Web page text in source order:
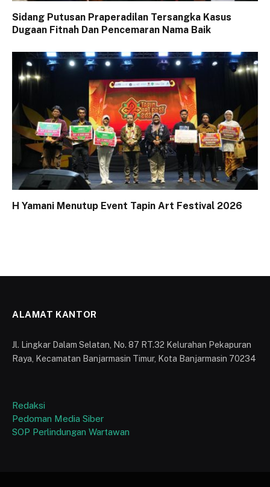
Sidang Putusan Praperadilan Tersangka Kasus
Dugaan Fitnah Dan Pencemaran Nama Baik
H Yamani Menutup Event Tapin Art Festival 2026
ALAMAT KANTOR
Jl. Lingkar Dalam Selatan, No. 87 RT.32 Kelurahan Pekapuran
Raya, Kecamatan Banjarmasin Timur, Kota Banjarmasin 70234
Redaksi
Pedoman Media Siber
SOP Perlindungan Wartawan